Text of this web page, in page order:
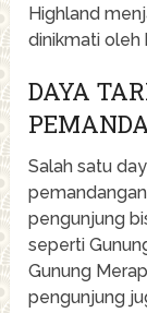
Highland
dinikmati oleh
DAYA
Salah satu
pengunjung
seperti
Gunung
pengunjung